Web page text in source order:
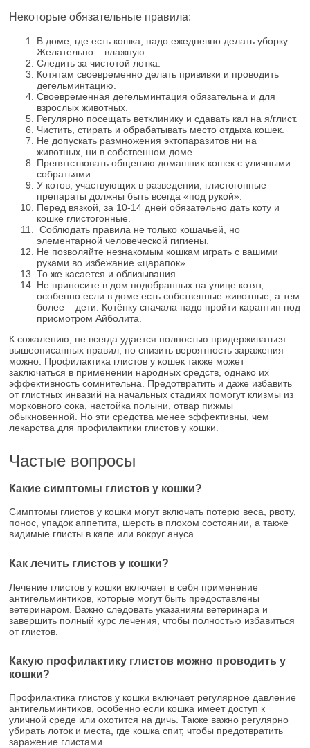
Некоторые обязательные правила:
В доме, где есть кошка, надо ежедневно делать уборку.
Желательно – влажную.
Следить за чистотой лотка.
Котятам своевременно делать прививки и проводить
дегельминтацию.
Своевременная дегельминтация обязательна и для
взрослых животных.
Регулярно посещать ветклинику и сдавать кал на я/глист.
Чистить, стирать и обрабатывать место отдыха кошек.
Не допускать размножения эктопаразитов ни на
животных, ни в собственном доме.
Препятствовать общению домашних кошек с уличными
собратьями.
У котов, участвующих в разведении, глистогонные
препараты должны быть всегда «под рукой».
Перед вязкой, за 10-14 дней обязательно дать коту и
кошке глистогонные.
Соблюдать правила не только кошачьей, но
элементарной человеческой гигиены.
Не позволяйте незнакомым кошкам играть с вашими
руками во избежание «царапок».
То же касается и облизывания.
Не приносите в дом подобранных на улице котят,
особенно если в доме есть собственные животные, а тем
более – дети. Котёнку сначала надо пройти карантин под
присмотром Айболита.
К сожалению, не всегда удается полностью придерживаться
вышеописанных правил, но снизить вероятность заражения
можно. Профилактика глистов у кошек также может
заключаться в применении народных средств, однако их
эффективность сомнительна. Предотвратить и даже избавить
от глистных инвазий на начальных стадиях помогут клизмы из
морковного сока, настойка полыни, отвар пижмы
обыкновенной. Но эти средства менее эффективны, чем
лекарства для профилактики глистов у кошки.
Частые вопросы
Какие симптомы глистов у кошки?
Симптомы глистов у кошки могут включать потерю веса, рвоту,
понос, упадок аппетита, шерсть в плохом состоянии, а также
видимые глисты в кале или вокруг ануса.
Как лечить глистов у кошки?
Лечение глистов у кошки включает в себя применение
антигельминтиков, которые могут быть предоставлены
ветеринаром. Важно следовать указаниям ветеринара и
завершить полный курс лечения, чтобы полностью избавиться
от глистов.
Какую профилактику глистов можно проводить у
кошки?
Профилактика глистов у кошки включает регулярное давление
антигельминтиков, особенно если кошка имеет доступ к
уличной среде или охотится на дичь. Также важно регулярно
убирать лоток и места, где кошка спит, чтобы предотвратить
заражение глистами.